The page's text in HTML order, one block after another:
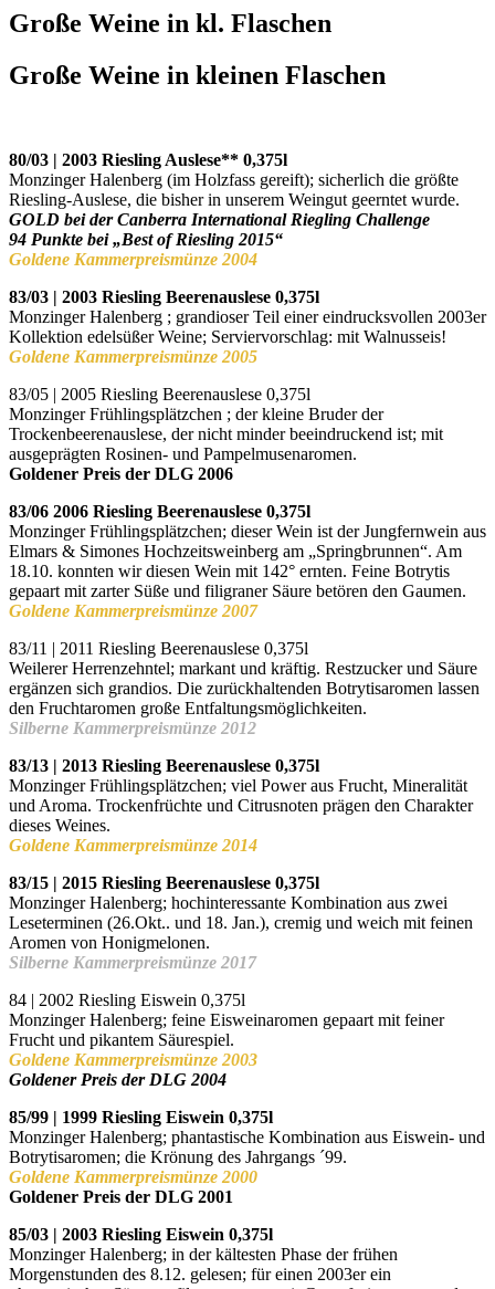
Große Weine in kl. Flaschen
Große Weine in kleinen Flaschen
80/03 | 2003 Riesling Auslese** 0,375l
Monzinger Halenberg (im Holzfass gereift); sicherlich die größte
Riesling-Auslese, die bisher in unserem Weingut geerntet wurde.
GOLD bei der Canberra International Riegling Challenge
94 Punkte bei „Best of Riesling 2015“
Goldene Kammerpreismünze 2004
83/03 | 2003 Riesling Beerenauslese 0,375l
Monzinger Halenberg ; grandioser Teil einer eindrucksvollen 2003er
Kollektion edelsüßer Weine; Serviervorschlag: mit Walnusseis!
Goldene Kammerpreismünze 2005
83/05 | 2005 Riesling Beerenauslese 0,375l
Monzinger Frühlingsplätzchen ; der kleine Bruder der
Trockenbeerenauslese, der nicht minder beeindruckend ist; mit
ausgeprägten Rosinen- und Pampelmusenaromen.
Goldener Preis der DLG 2006
83/06 2006 Riesling Beerenauslese 0,375l
Monzinger Frühlingsplätzchen; dieser Wein ist der Jungfernwein aus
Elmars & Simones Hochzeitsweinberg am „Springbrunnen“. Am
18.10. konnten wir diesen Wein mit 142° ernten. Feine Botrytis
gepaart mit zarter Süße und filigraner Säure betören den Gaumen.
Goldene Kammerpreismünze 2007
83/11 | 2011 Riesling Beerenauslese 0,375l
Weilerer Herrenzehntel; markant und kräftig. Restzucker und Säure
ergänzen sich grandios. Die zurückhaltenden Botrytisaromen lassen
den Fruchtaromen große Entfaltungsmöglichkeiten.
Silberne Kammerpreismünze 2012
83/13 | 2013 Riesling Beerenauslese 0,375l
Monzinger Frühlingsplätzchen; viel Power aus Frucht, Mineralität
und Aroma. Trockenfrüchte und Citrusnoten prägen den Charakter
dieses Weines.
Goldene Kammerpreismünze 2014
83/15 | 2015 Riesling Beerenauslese 0,375l
Monzinger Halenberg; hochinteressante Kombination aus zwei
Leseterminen (26.Okt.. und 18. Jan.), cremig und weich mit feinen
Aromen von Honigmelonen.
Silberne Kammerpreismünze 2017
84 | 2002 Riesling Eiswein 0,375l
Monzinger Halenberg; feine Eisweinaromen gepaart mit feiner
Frucht und pikantem Säurespiel.
Goldene Kammerpreismünze 2003
Goldener Preis der DLG 2004
85/99 | 1999 Riesling Eiswein 0,375l
Monzinger Halenberg; phantastische Kombination aus Eiswein- und
Botrytisaromen; die Krönung des Jahrgangs ´99.
Goldene Kammerpreismünze 2000
Goldener Preis der DLG 2001
85/03 | 2003 Riesling Eiswein 0,375l
Monzinger Halenberg; in der kältesten Phase der frühen
Morgenstunden des 8.12. gelesen; für einen 2003er ein